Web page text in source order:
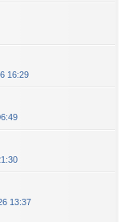
16:29
13:37